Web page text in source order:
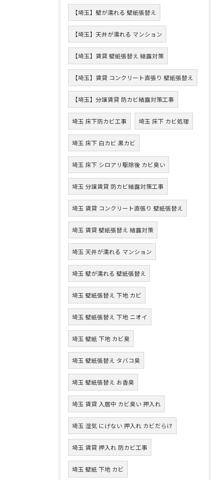
【埼玉】壁が濡れる 壁紙張替え
【埼玉】天井が濡れる マンション
【埼玉】賃貸 壁紙張替え 結露対策
【埼玉】賃貸 コンクリート直張り 壁紙張替え
【埼玉】分譲賃貸 防カビ結露対策工事
埼玉 床下防カビ工事 埼玉 床下 カビ処理
埼玉 床下 白カビ 黒カビ
埼玉 床下 シロアリ駆除後 カビ臭い
埼玉 分譲賃貸 防カビ結露対策工事
埼玉 賃貸 コンクリート直張り 壁紙張替え
埼玉 賃貸 壁紙張替え 結露対策
埼玉 天井が濡れる マンション
埼玉 壁が濡れる 壁紙張替え
埼玉 壁紙張替え 下地 カビ
埼玉 壁紙張替え 下地 ニオイ
埼玉 壁紙 下地 カビ臭
埼玉 壁紙張替え タバコ臭
埼玉 壁紙張替え お香臭
埼玉 賃貸 入居中 カビ臭い 押入れ
埼玉 湿気 にげない 押入れ カビだらけ
埼玉 賃貸 押入れ 防カビ工事
埼玉 壁紙 下地 カビ